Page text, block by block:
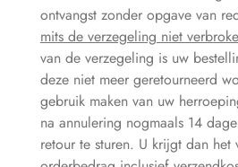
ontvangst zonder opgave van
mits de verzegeling niet
van de verzegeling is uw
deze niet meer geretourneerd
gebruik maken van uw
na annulering nogmaals 14
retour te sturen. U krijgt dan het